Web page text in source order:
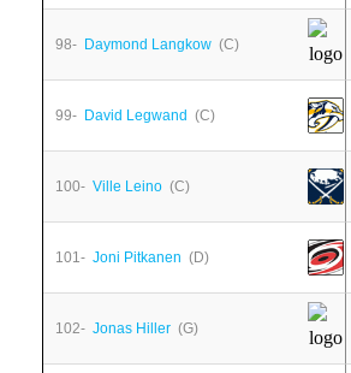
98- Daymond Langkow (C)
99- David Legwand (C)
100- Ville Leino (C)
101- Joni Pitkanen (D)
102- Jonas Hiller (G)